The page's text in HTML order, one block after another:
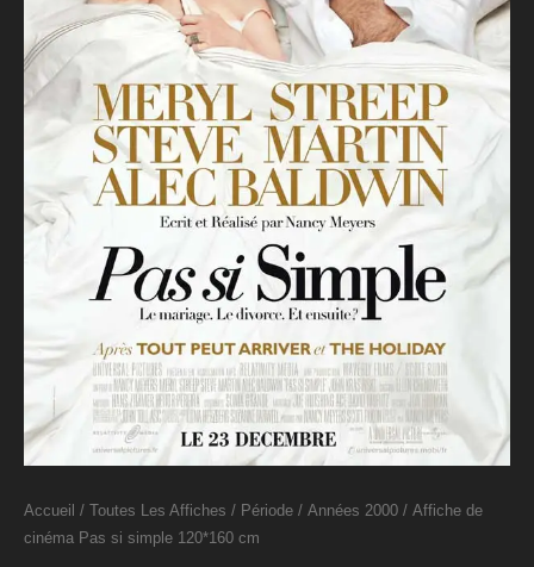
Accueil / Toutes Les Affiches / Période / Années 2000 / Affiche de
cinéma Pas si simple 120*160 cm